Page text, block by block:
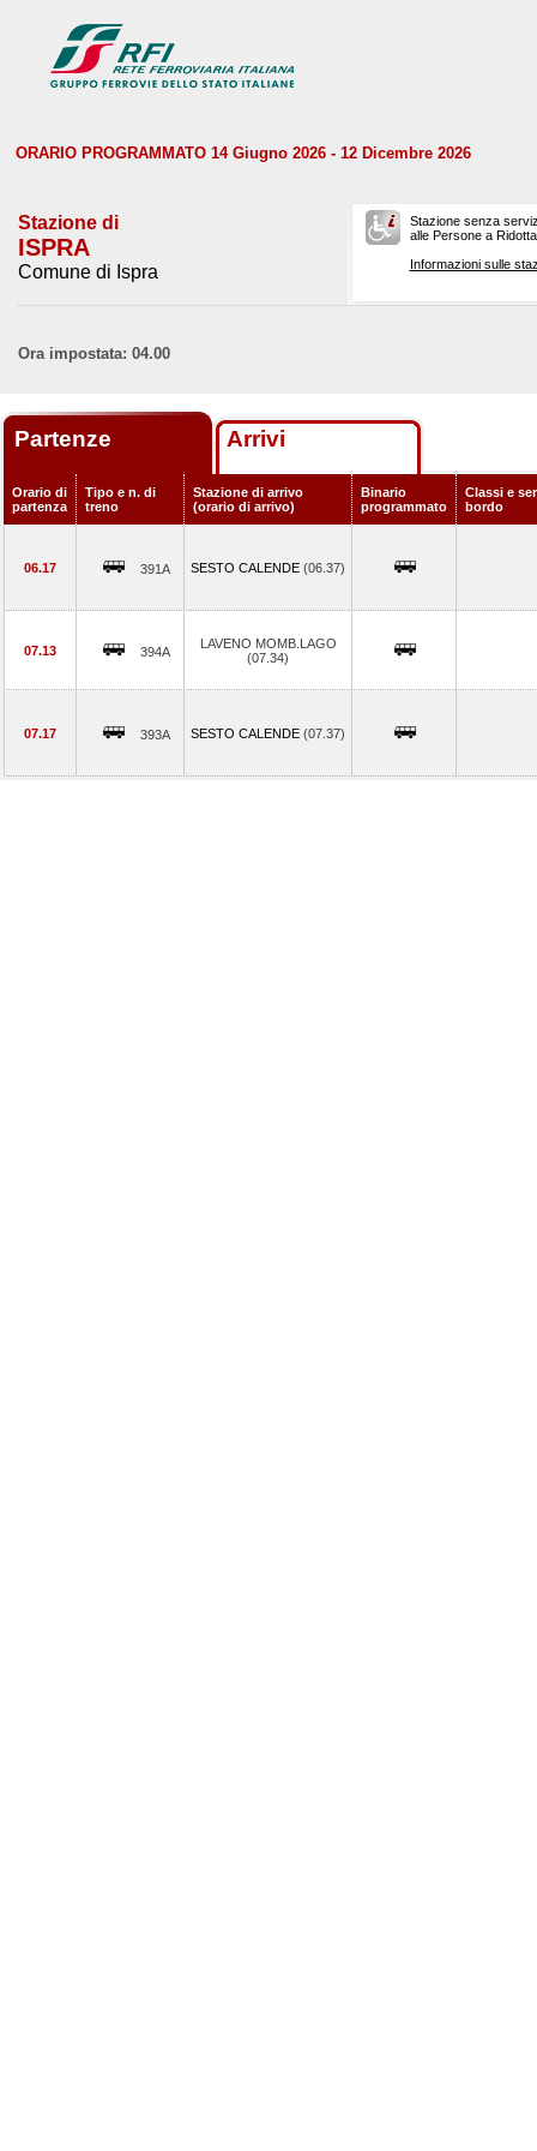
ORARIO PROGRAMMATO 14 Giugno 2026 - 12 Dicembre 2026
Stazione di
ISPRA
Comune di Ispra
Stazione senza
alle Persone a
Informazioni sulle
Ora impostata: 04.00
Partenze Arrivi
Orario di
partenza
Tipo e n. di
treno
Stazione di arrivo
(orario di arrivo)
Binario
programmato
Classi e
bordo
06.17 391A SESTO CALENDE (06.37)
07.13 394A
LAVENO MOMB.LAGO
(07.34)
07.17 393A SESTO CALENDE (07.37)